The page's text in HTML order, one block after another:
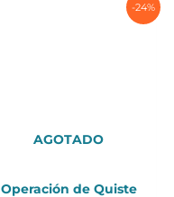
-24%
AGOTADO
Operación de Quiste